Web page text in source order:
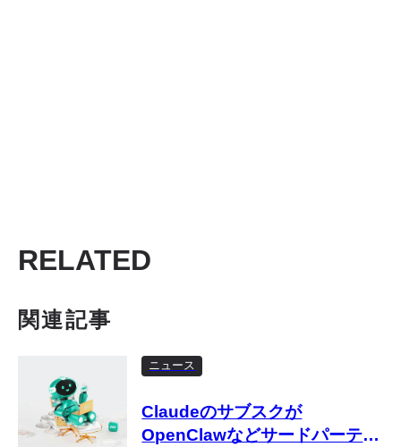
RELATED
関連記事
ニュース
Claudeのサブスクが
OpenClawなどサードパーティ